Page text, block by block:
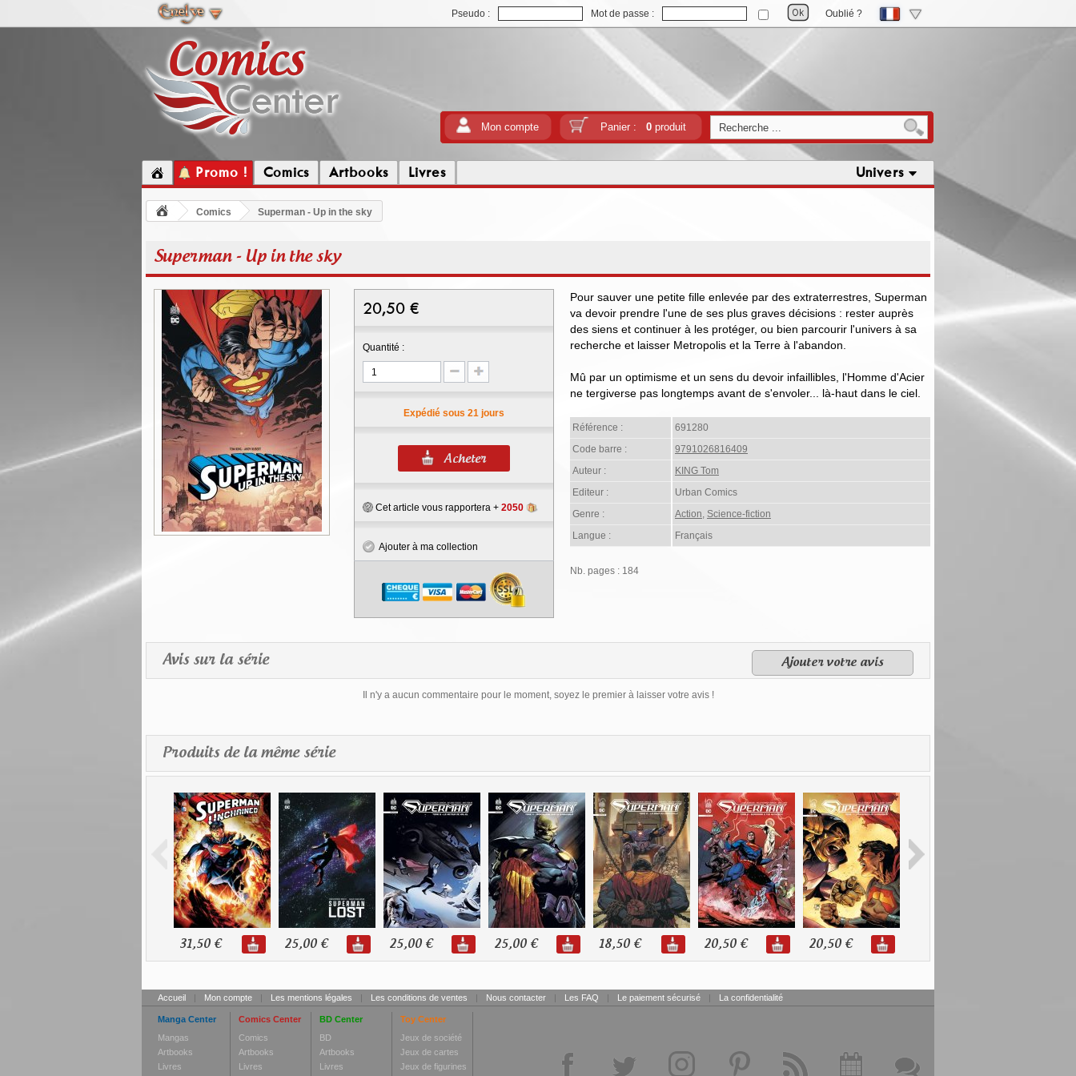
Pseudo : Mot de passe : Oublié ?
Mon compte Panier : 0produit
Promo ! Comics Artbooks Livres Univers
Comics Superman - Up in the sky
Superman - Up in the sky
20,50 €
Quantité :
Expédié sous 21 jours
Cet article vous rapportera + 2050
Ajouter à ma collection
Pour sauver une petite fille enlevée par des extraterrestres, Superman
va devoir prendre l'une de ses plus graves décisions : rester auprès
des siens et continuer à les protéger, ou bien parcourir l'univers à sa
recherche et laisser Metropolis et la Terre à l'abandon.
Mû par un optimisme et un sens du devoir infaillibles, l'Homme d'Acier
ne tergiverse pas longtemps avant de s'envoler... là-haut dans le ciel.
Référence :
691280
Code barre :
9791026816409
Auteur :
KING Tom
Editeur :
Urban Comics
Genre :
Action, Science-fiction
Langue :
Français
Nb. pages : 184
Avis sur la série Ajouter votre avis
Il n'y a aucun commentaire pour le moment, soyez le premier à laisser votre avis !
Produits de la même série
31,50 € 25,00 € 25,00 € 25,00 € 18,50 € 20,50 € 20,50 €
Accueil | Mon compte | Les mentions légales | Les conditions de ventes | Nous contacter | Les FAQ | Le paiement sécurisé | La confidentialité
Manga Center
Mangas
Artbooks
Livres
Comics Center
Comics
Artbooks
Livres
BD Center
BD
Artbooks
Livres
Toy Center
Jeux de société
Jeux de cartes
Jeux de figurines